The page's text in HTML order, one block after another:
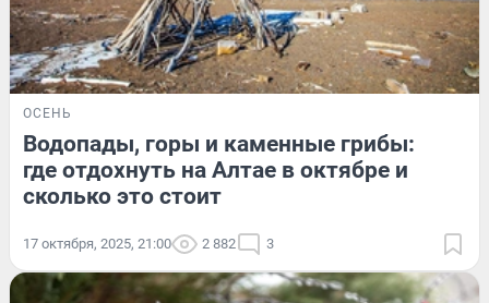
ОСЕНЬ
Водопады, горы и каменные грибы:
где отдохнуть на Алтае в октябре и
сколько это стоит
17 октября, 2025, 21:00 2 882 3